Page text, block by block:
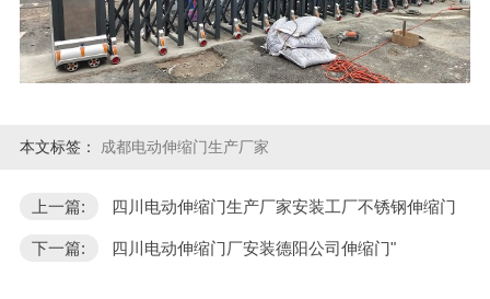
本文标签： 成都电动伸缩门生产厂家
上一篇: 四川电动伸缩门生产厂家安装工厂不锈钢伸缩门
下一篇: 四川电动伸缩门厂安装德阳公司伸缩门"